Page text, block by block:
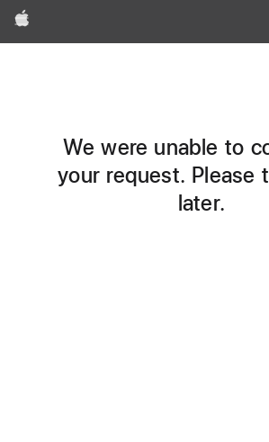
Apple
We were unable to
your request. Please
later.